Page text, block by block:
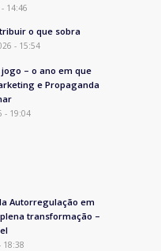
14:46
o que sobra
- 15:54
jogo – o ano em que
e Propaganda
- 19:04
Autorregulação em
transformação –
18:38